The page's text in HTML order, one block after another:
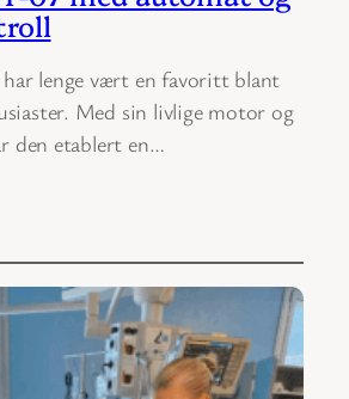
lenge vært en favoritt blant
Med sin livlige motor og
den etablert en…